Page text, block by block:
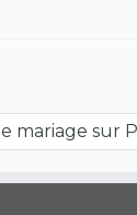
mariage sur